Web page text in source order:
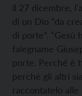
il 27 dicembre,
di un Dio “da
di porte”. “Gesù
falegname
porte. Perché è
perché gli altri
raccontatelo